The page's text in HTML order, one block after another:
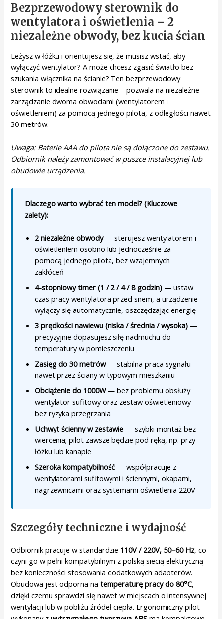
Bezprzewodowy sterownik do
wentylatora i oświetlenia – 2
niezależne obwody, bez kucia ścian
Leżysz w łóżku i orientujesz się, że musisz wstać, aby
wyłączyć wentylator? A może chcesz zgasić światło bez
szukania włącznika na ścianie? Ten bezprzewodowy
sterownik to idealne rozwiązanie – pozwala na niezależne
zarządzanie dwoma obwodami (wentylatorem i
oświetleniem) za pomocą jednego pilota, z odległości nawet
30 metrów.
Uwaga: Baterie AAA do pilota nie są dołączone do zestawu.
Odbiornik należy zamontować w puszce instalacyjnej lub
obudowie urządzenia.
Dlaczego warto wybrać ten model? (Kluczowe
zalety):
2 niezależne obwody— sterujesz wentylatorem i
oświetleniem osobno lub jednocześnie za
pomocą jednego pilota, bez wzajemnych
zakłóceń
4-stopniowy timer (1 / 2 / 4 / 8 godzin) — ustaw
czas pracy wentylatora przed snem, a urządzenie
wyłączy się automatycznie, oszczędzając energię
3 prędkości nawiewu (niska / średnia / wysoka) —
precyzyjnie dopasujesz siłę nadmuchu do
temperatury w pomieszczeniu
Zasięg do 30 metrów— stabilna praca sygnału
nawet przez ściany w typowym mieszkaniu
Obciążenie do 1000W— bez problemu obsłuży
wentylator sufitowy oraz zestaw oświetleniowy
bez ryzyka przegrzania
Uchwyt ścienny w zestawie — szybki montaż bez
wiercenia; pilot zawsze będzie pod ręką, np. przy
łóżku lub kanapie
Szeroka kompatybilność — współpracuje z
wentylatorami sufitowymi i ściennymi, okapami,
nagrzewnicami oraz systemami oświetlenia 220V
Szczegóły techniczne i wydajność
Odbiornik pracuje w standardzie 110V / 220V, 50–60 Hz, co
czyni go w pełni kompatybilnym z polską siecią elektryczną
bez konieczności stosowania dodatkowych adapterów.
Obudowa jest odporna natemperaturę pracy do 80°C,
dzięki czemu sprawdzi się nawet w miejscach o intensywnej
wentylacji lub w pobliżu źródeł ciepła. Ergonomiczny pilot